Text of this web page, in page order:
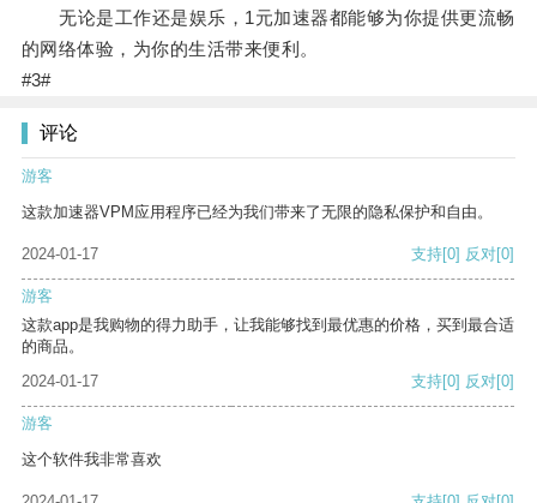
无论是工作还是娱乐，1元加速器都能够为你提供更流畅
的网络体验，为你的生活带来便利。
#3#
评论
游客
这款加速器VPM应用程序已经为我们带来了无限的隐私保护和自由。
2024-01-17 支持[0] 反对[0]
游客
这款app是我购物的得力助手，让我能够找到最优惠的价格，买到最合适
的商品。
2024-01-17
支持[0] 反对[0]
游客
这个软件我非常喜欢